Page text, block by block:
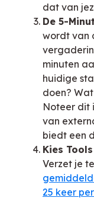
dat van
De 5-
wordt van
minuten
huidige
doen?
Noteer dit
van
biedt een
Kies
Verzet je
25 keer